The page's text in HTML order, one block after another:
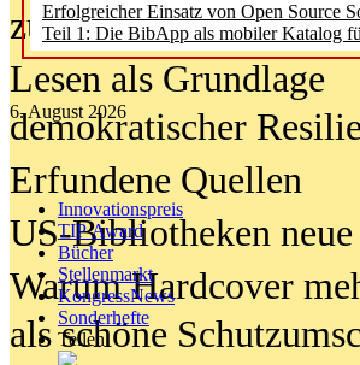
Erfolgreicher Einsatz von Open Source
Teil 1: Die BibApp als mobiler Katalog
6. August 2026
Innovationspreis
TIP Award
Bücher
Stellenmarkt
KongressNews
Sonderhefte
Teilen
zu kurz greift
Lesen als Grundlage
demokratischer
Erfundene Quellen
US-Bibliotheken
Warum Hardcover
als schöne